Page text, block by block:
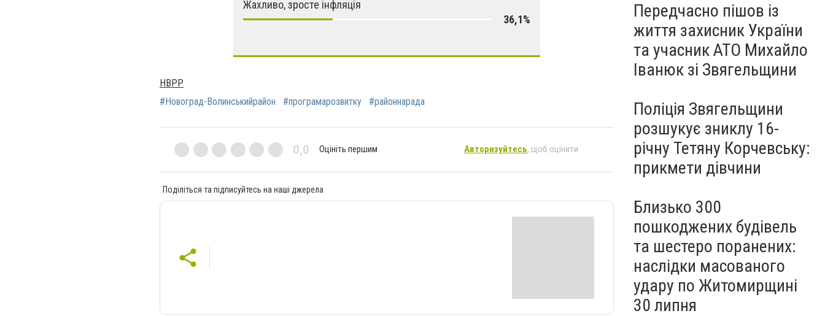
Жахливо, зросте інфляція
36,1%
НВРР
#Новоград-Волинськийрайон
#програмарозвитку #районнарада
0,0 Оцініть першим Авторизуйтесь, щоб оцінити
Поділіться та підписуйтесь на наші джерела
Передчасно пішов із
життя захисник України
та учасник АТО Михайло
Іванюк зі Звягельщини
Поліція Звягельщини
розшукує зниклу 16-
річну Тетяну Корчевську:
прикмети дівчини
Близько 300
пошкоджених будівель
та шестеро поранених:
наслідки масованого
удару по Житомирщині
30 липня